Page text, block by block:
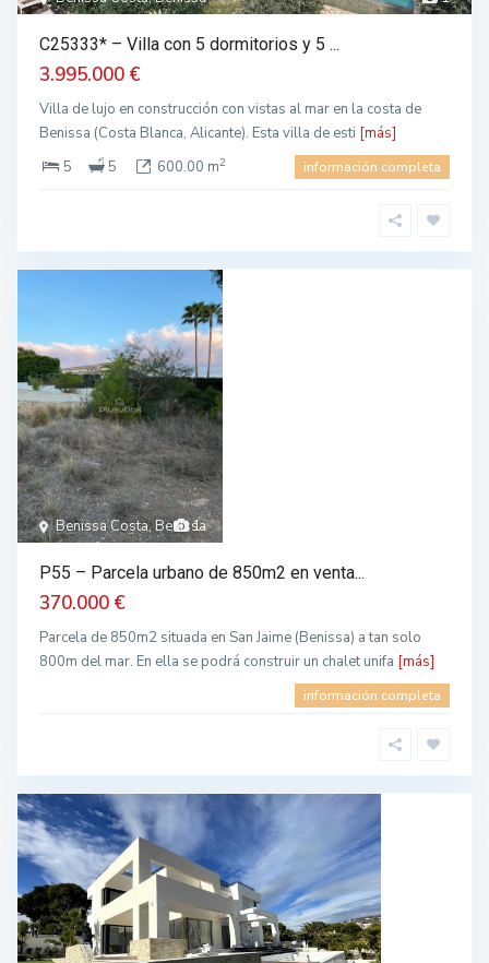
C25333* – Villa con 5 dormitorios y 5 ...
3.995.000 €
Villa de lujo en construcción con vistas al mar en la costa de
Benissa (Costa Blanca, Alicante). Esta villa de esti [más]
5
5 600.00 m2 información completa
1
Benissa Costa, Benissa
P55 – Parcela urbano de 850m2 en venta...
370.000 €
Parcela de 850m2 situada en San Jaime (Benissa) a tan solo
800m del mar. En ella se podrá construir un chalet unifa [más]
información completa